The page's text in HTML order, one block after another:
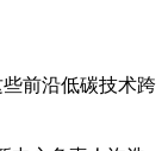
前沿低碳技术跨